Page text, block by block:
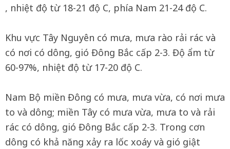
, nhiệt độ từ 18-21 độ C, phía Nam 21-24 độ C.
Khu vực Tây Nguyên có mưa, mưa rào rải rác và
có nơi có dông, gió Đông Bắc cấp 2-3. Độ ẩm từ
60-97%, nhiệt độ từ 17-20 độ C.
Nam Bộ miền Đông có mưa, mưa vừa, có nơi mưa
to và dông; miền Tây có mưa vừa, mưa to và rải
rác có dông, gió Đông Bắc cấp 2-3. Trong cơn
dông có khả năng xảy ra lốc xoáy và gió giật